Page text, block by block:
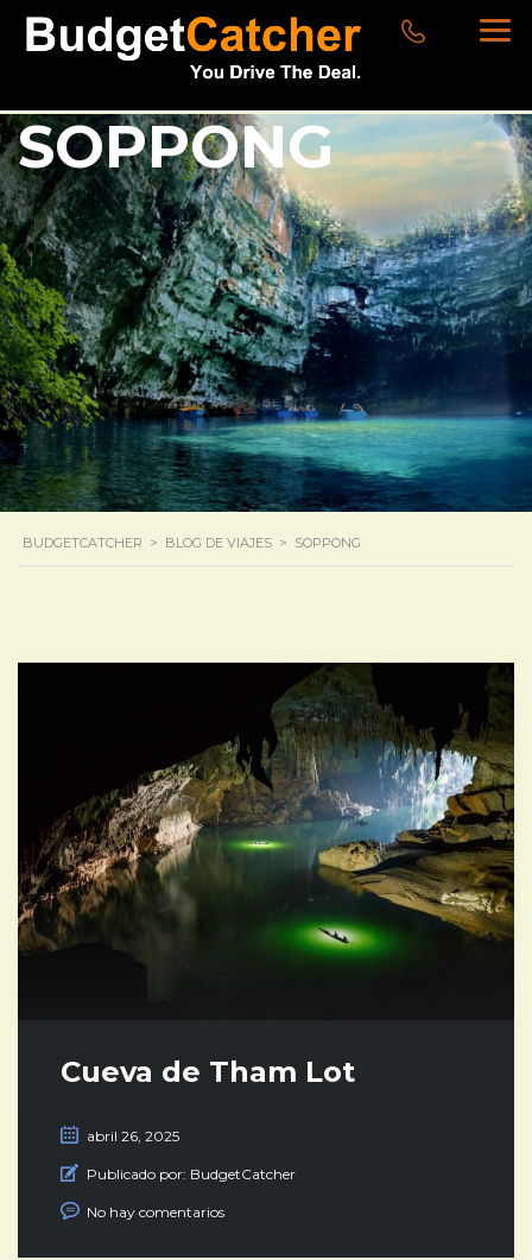
SOPPONG
BUDGETCATCHER > BLOG DE VIAJES > SOPPONG
Cueva de Tham Lot
abril 26, 2025
Publicado por: BudgetCatcher
No hay comentarios